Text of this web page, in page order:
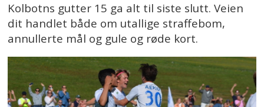
Kolbotns gutter 15 ga alt til siste slutt. Veien
dit handlet både om utallige straffebom,
annullerte mål og gule og røde kort.